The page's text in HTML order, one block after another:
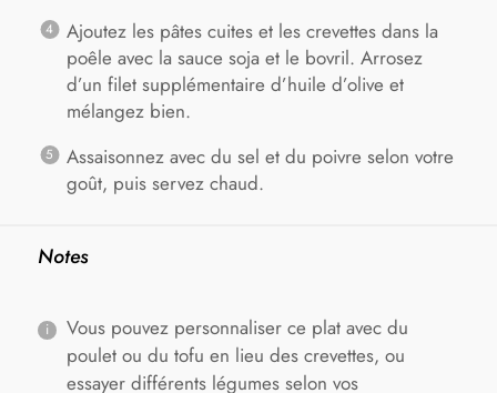
Ajoutez les pâtes cuites et les crevettes dans la
poêle avec la sauce soja et le bovril. Arrosez
d’un filet supplémentaire d’huile d’olive et
mélangez bien.
Assaisonnez avec du sel et du poivre selon votre
goût, puis servez chaud.
Notes
Vous pouvez personnaliser ce plat avec du
poulet ou du tofu en lieu des crevettes, ou
essayer différents légumes selon vos